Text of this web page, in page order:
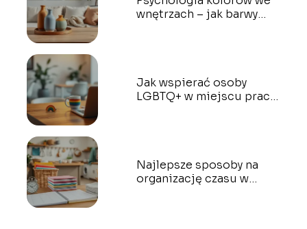
wnętrzach – jak barwy
Jak wspierać osoby
LGBTQ+ w miejscu pracy
Najlepsze sposoby na
organizację czasu w